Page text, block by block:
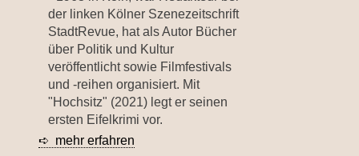
der linken Kölner Szenezeitschrift
StadtRevue, hat als Autor Bücher
über Politik und Kultur
veröffentlicht sowie Filmfestivals
und -reihen organisiert. Mit
"Hochsitz" (2021) legt er seinen
ersten Eifelkrimi vor.
➪ mehr erfahren